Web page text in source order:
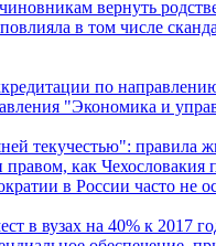
вернуть
в том числе
по
"Экономика и
текучестью": правила
как
в России часто не
в вузах на 40% к 2017